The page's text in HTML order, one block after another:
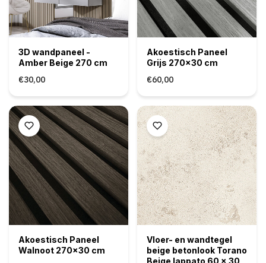
3D wandpaneel -
Amber Beige 270 cm
€30,00
Akoestisch Paneel
Grijs 270x30 cm
€60,00
Akoestisch Paneel
Walnoot 270x30 cm
Vloer- en wandtegel
beige betonlook Torano
Beige lappato 60 x 30